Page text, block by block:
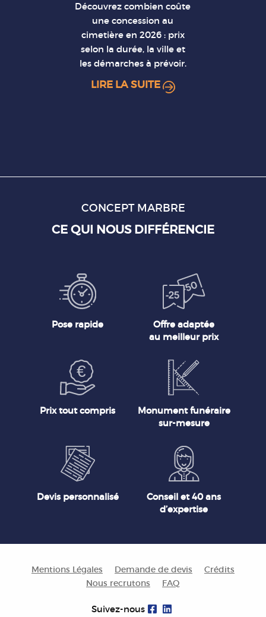
Découvrez combien coûte
une concession au
cimetière en 2026 : prix
selon la durée, la ville et
les démarches à prévoir.
LIRE LA SUITE
CONCEPT MARBRE
CE QUI NOUS DIFFÉRENCIE
Pose rapide
Offre adaptée
au meilleur prix
Prix tout compris
Monument funéraire
sur-mesure
Devis personnalisé
Conseil et 40 ans
d’expertise
Mentions Légales Demande de devis
Crédits
Nous recrutons
FAQ
Suivez-nous